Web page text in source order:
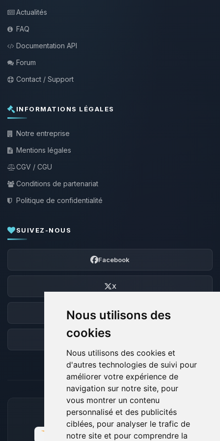
Nous utilisons des
cookies
Nous utilisons des cookies et
d'autres technologies de suivi pour
améliorer votre expérience de
navigation sur notre site, pour
vous montrer un contenu
personnalisé et des publicités
ciblées, pour analyser le trafic de
notre site et pour comprendre la
Actualités
FAQ
Documentation API
Forum
Contact / Support
INFORMATIONS LÉGALES
Notre entreprise
Mentions légales
CGV / CGU
Conditions de partenariat
Politique de confidentialité
SUIVEZ-NOUS
Facebook
X
Discord
Forum
MOYENS DE PAIEMENT ACCEPTÉS